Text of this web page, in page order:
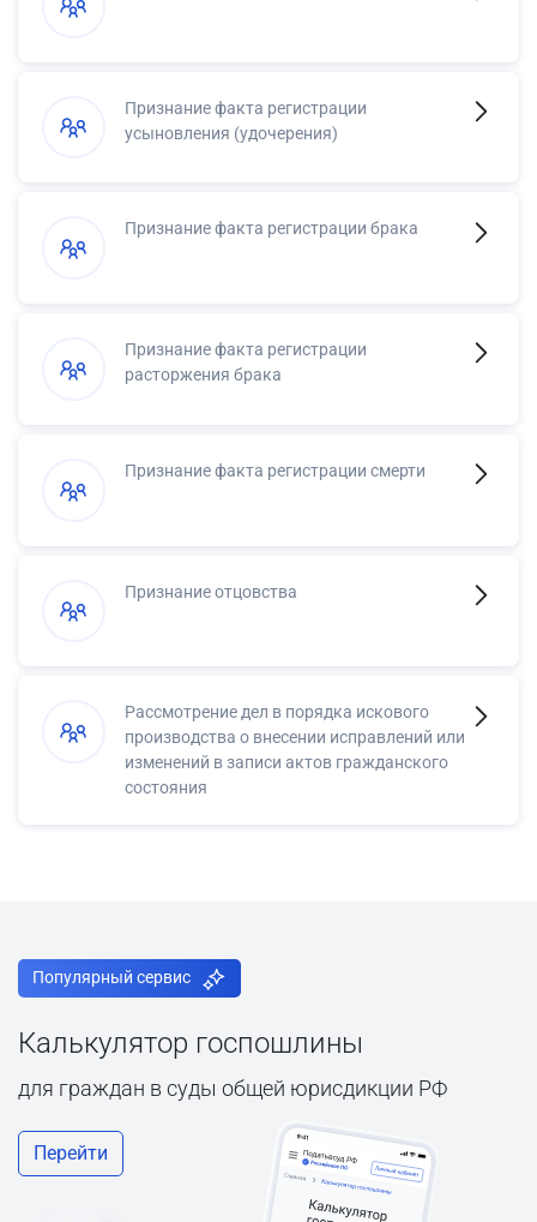
Признание факта регистрации
усыновления (удочерения)
Признание факта регистрации брака
Признание факта регистрации
расторжения брака
Признание факта регистрации смерти
Признание отцовства
Рассмотрение дел в порядка искового
производства о внесении исправлений или
изменений в записи актов гражданского
состояния
Популярный сервис
Калькулятор госпошлины
для граждан в суды общей юрисдикции РФ
Перейти